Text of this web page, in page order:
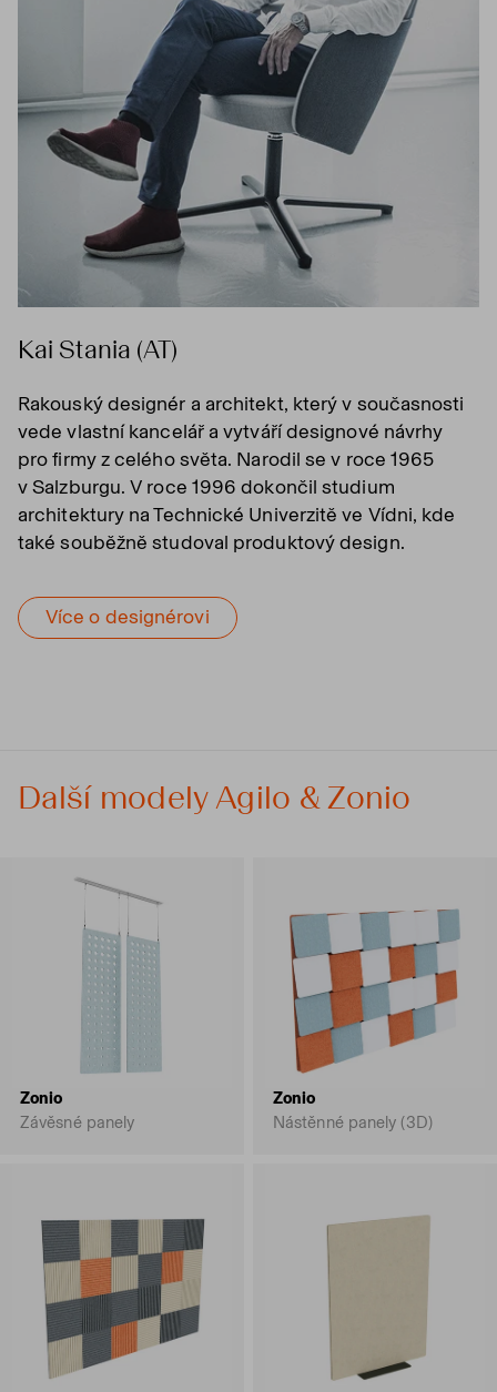
Kai Stania (AT)
Rakouský designér a architekt, který v současnosti
vede vlastní kancelář a vytváří designové návrhy
pro firmy z celého světa. Narodil se v roce 1965
v Salzburgu. V roce 1996 dokončil studium
architektury na Technické Univerzitě ve Vídni, kde
také souběžně studoval produktový design.
Více o designérovi
Další modely Agilo & Zonio
Zonio
Závěsné panely
Zonio
Nástěnné panely (3D)